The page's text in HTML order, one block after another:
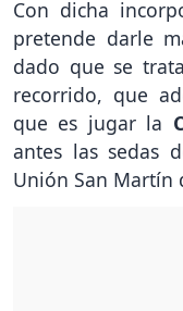
Con dicha
pretende darle
dado que se
recorrido, que
que es jugar la
antes las sedas
Unión San Martín